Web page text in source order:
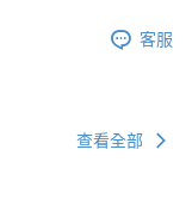
客服
查看全部